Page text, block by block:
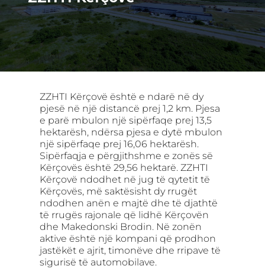
ZZHTI Kërçovë është e ndarë në dy
pjesë në një distancë prej 1,2 km. Pjesa
e parë mbulon një sipërfaqe prej 13,5
hektarësh, ndërsa pjesa e dytë mbulon
një sipërfaqe prej 16,06 hektarësh.
Sipërfaqja e përgjithshme e zonës së
Kërçovës është 29,56 hektarë. ZZHTI
Kërçovë ndodhet në jug të qytetit të
Kërçovës, më saktësisht dy rrugët
ndodhen anën e majtë dhe të djathtë
të rrugës rajonale që lidhë Kërçovën
dhe Makedonski Brodin. Në zonën
aktive është një kompani që prodhon
jastëkët e ajrit, timonëve dhe rripave të
sigurisë të automobilave.